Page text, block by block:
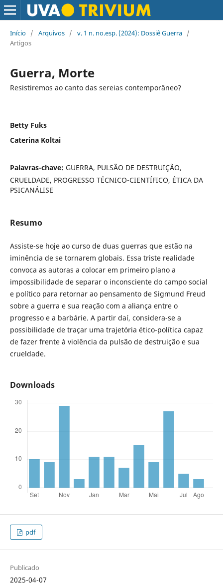
Início / Arquivos / v. 1 n. no.esp. (2024): Dossiê Guerra /
Artigos
Guerra, Morte
Resistiremos ao canto das sereias contemporâneo?
Betty Fuks
Caterina Koltai
Palavras-chave: GUERRA, PULSÃO DE DESTRUIÇÃO,
CRUELDADE, PROGRESSO TÉCNICO-CIENTÍFICO, ÉTICA DA
PSICANÁLISE
Resumo
Assiste-se hoje ao curso de duas guerras que estão na
iminência de se tornarem globais. Essa triste realidade
convoca as autoras a colocar em primeiro plano a
impossibilidade de separar o inconsciente do campo social
e político para retornar ao pensamento de Sigmund Freud
sobre a guerra e sua reação com a aliança entre o
progresso e a barbárie. A partir daí, considera-se a
possibilidade de traçar uma trajetória ético-política capaz
de fazer frente à violência da pulsão de destruição e sua
crueldade.
Downloads
pdf
Publicado
2025-04-07